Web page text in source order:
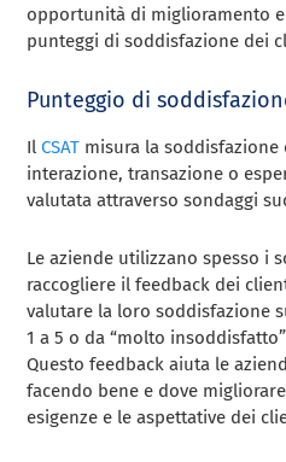
opportunità di miglioramento
punteggi di soddisfazione dei
Punteggio di
IlCSAT misura la
interazione, transazione o
valutata attraverso sondaggi
Le aziende utilizzano spesso i
raccogliere il feedback dei
valutare la loro soddisfazione
1 a 5 o da “molto
Questo feedback aiuta le
facendo bene e dove
esigenze e le aspettative dei